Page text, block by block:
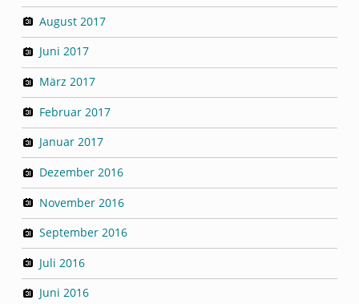
August 2017
Juni 2017
März 2017
Februar 2017
Januar 2017
Dezember 2016
November 2016
September 2016
Juli 2016
Juni 2016